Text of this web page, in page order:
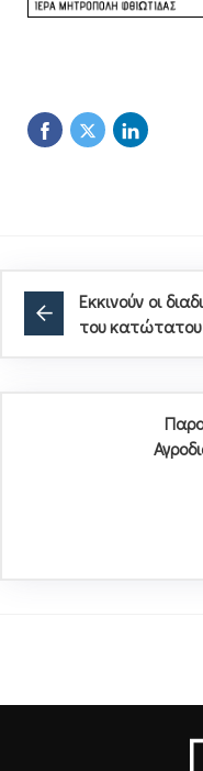
Εκκινούν οι
του κατώτατου